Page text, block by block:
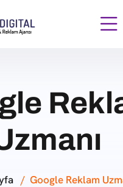
Google Reklam